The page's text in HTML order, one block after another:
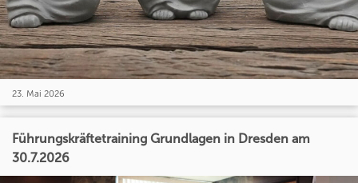
23. Mai 2026
Führungskräftetraining Grundlagen in Dresden am
30.7.2026